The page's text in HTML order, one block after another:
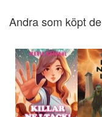
Andra som köpt